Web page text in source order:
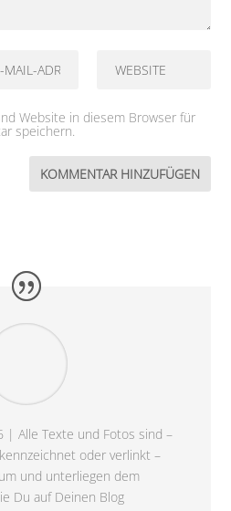
Website in diesem Browser für
speichern.
Alle Texte und Fotos sind –
oder verlinkt –
und unterliegen dem
Du auf Deinen Blog